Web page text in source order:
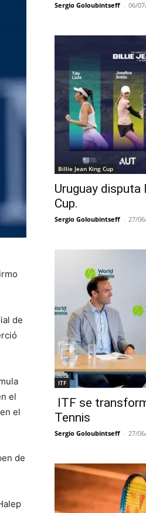
de
el
el
de
Sergio Goloubintseff - 06/
Billie Jean King Cup
Uruguay disputa
Cup.
Sergio Goloubintseff - 27/
ITF
ITF se
Tennis
Sergio Goloubintseff - 27/